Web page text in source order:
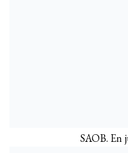
SAOB. En